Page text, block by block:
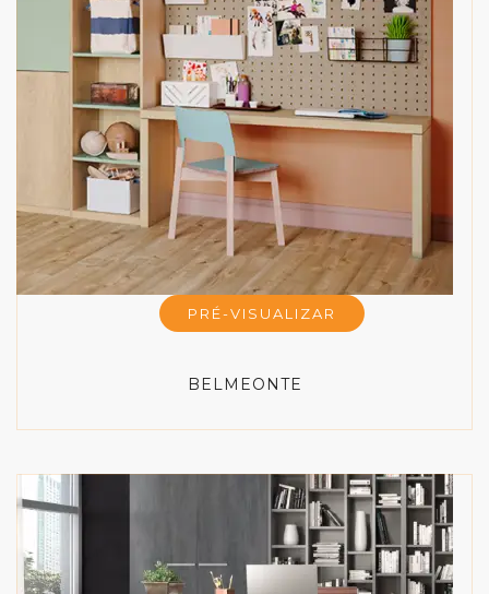
PRÉ-VISUALIZAR
BELMEONTE